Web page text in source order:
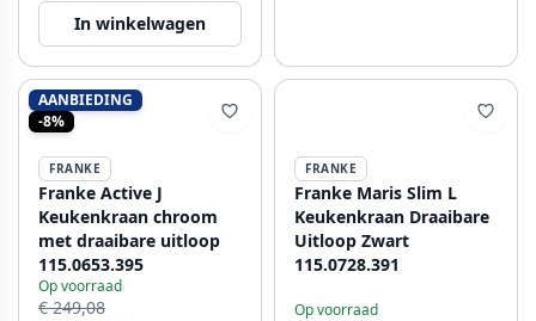
In winkelwagen
AANBIEDING
-8%
FRANKE
Franke Active J
Keukenkraan chroom
met draaibare uitloop
115.0653.395
Op voorraad
€ 249,08
FRANKE
Franke Maris Slim L
Keukenkraan Draaibare
Uitloop Zwart
115.0728.391
Op voorraad